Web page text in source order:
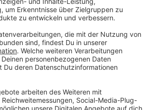
Kommentars für sich und ihre
Der Hörer tritt alle
seiner Beiträge im
mit dem Gewinnspiel an das
Radio GmbH & Co.KG ab.
Center“- Gewinnspiel
19. Juni 2019, um 13:00 Uhr
mit einem Kommentar und